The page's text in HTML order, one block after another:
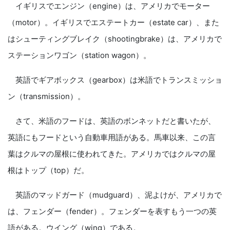
イギリスでエンジン（engine）は、アメリカでモーター
（motor）。イギリスでエステートカー（estate car）、また
はシューティングブレイク（shootingbrake）は、アメリカで
ステーションワゴン（station wagon）。
英語でギアボックス（gearbox）は米語でトランスミッショ
ン（transmission）。
さて、米語のフードは、英語のボンネットだと書いたが、
英語にもフードという自動車用語がある。馬車以来、この言
葉はクルマの屋根に使われてきた。アメリカではクルマの屋
根はトップ（top）だ。
英語のマッドガード（mudguard）、泥よけが、アメリカで
は、フェンダー（fender）。フェンダーを表すもう一つの英
語がある。ウイング（wing）である。